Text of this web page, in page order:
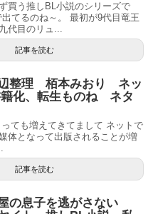
買う推しBL小説のシリーズで
てるのね～。 最初が9代目竜王
代目のリュ...
記事を読む
整理 栢本みおり ネッ
籍化、転生ものね ネタ
ても増えてきてまして ネットで
体となって出版されることが増
記事を読む
の息子を逃がさない